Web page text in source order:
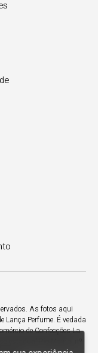
As fotos aqui
Lança Perfume. É vedada
de Confecções La